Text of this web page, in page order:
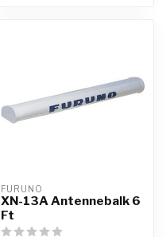
FURUNO
XN-13A Antennebalk 6
Ft